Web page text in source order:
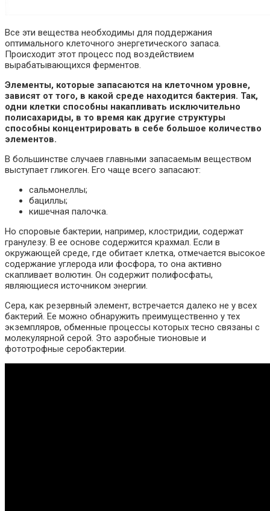
Все эти вещества необходимы для поддержания
оптимального клеточного энергетического запаса.
Происходит этот процесс под воздействием
вырабатывающихся ферментов.
Элементы, которые запасаются на клеточном уровне,
зависят от того, в какой среде находится бактерия. Так,
одни клетки способны накапливать исключительно
полисахариды, в то время как другие структуры
способны концентрировать в себе большое количество
элементов.
В большинстве случаев главными запасаемым веществом
выступает гликоген. Его чаще всего запасают:
сальмонеллы;
бациллы;
кишечная палочка.
Но споровые бактерии, например, клостридии, содержат
гранулезу. В ее основе содержится крахмал. Если в
окружающей среде, где обитает клетка, отмечается высокое
содержание углерода или фосфора, то она активно
скапливает волютин. Он содержит полифосфаты,
являющиеся источником энергии.
Сера, как резервный элемент, встречается далеко не у всех
бактерий. Ее можно обнаружить преимущественно у тех
экземпляров, обменные процессы которых тесно связаны с
молекулярной серой. Это аэробные тионовые и
фототрофные серобактерии.